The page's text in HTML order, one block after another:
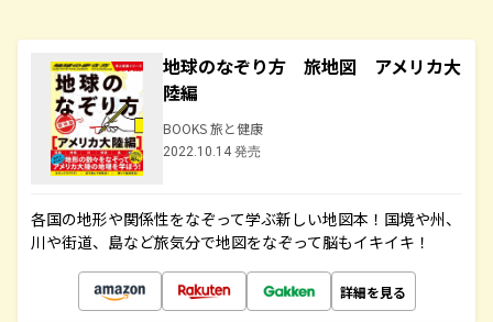
地球のなぞり方 旅地図 アメリカ大
陸編
BOOKS 旅と健康
2022.10.14 発売
各国の地形や関係性をなぞって学ぶ新しい地図本！国境や州、
川や街道、島など旅気分で地図をなぞって脳もイキイキ！
詳細を見る